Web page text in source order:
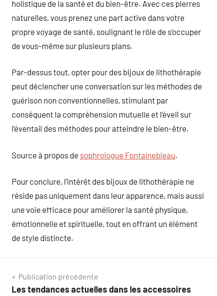
holistique de la santé et du bien-être. Avec ces pierres
naturelles, vous prenez une part active dans votre
propre voyage de santé, soulignant le rôle de s’occuper
de vous-même sur plusieurs plans.
Par-dessus tout, opter pour des bijoux de lithothérapie
peut déclencher une conversation sur les méthodes de
guérison non conventionnelles, stimulant par
conséquent la compréhension mutuelle et l’éveil sur
l’éventail des méthodes pour atteindre le bien-être.
Source à propos de sophrologue Fontainebleau.
Pour conclure, l’intérêt des bijoux de lithothérapie ne
réside pas uniquement dans leur apparence, mais aussi
une voie efficace pour améliorer la santé physique,
émotionnelle et spirituelle, tout en offrant un élément
de style distincte.
Navigation
Publication précédente
Les tendances actuelles dans les accessoires